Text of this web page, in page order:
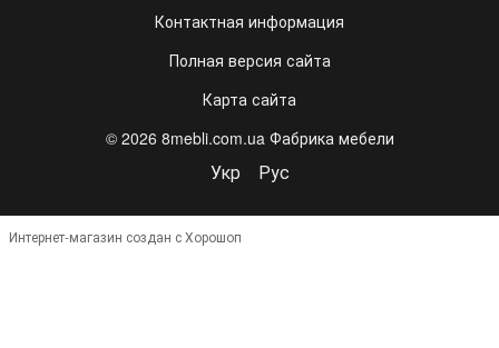
Контактная информация
Полная версия сайта
Карта сайта
© 2026 8mebli.com.ua Фабрика мебели
Укр Рус
Интернет-магазин создан с Хорошоп